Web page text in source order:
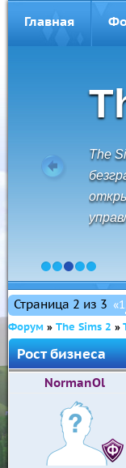
Главная
The
1 2 3 4 5
Страница 2 из 3 «1
Форум » The Sims 2 »
Рост бизнеса
NormanOl